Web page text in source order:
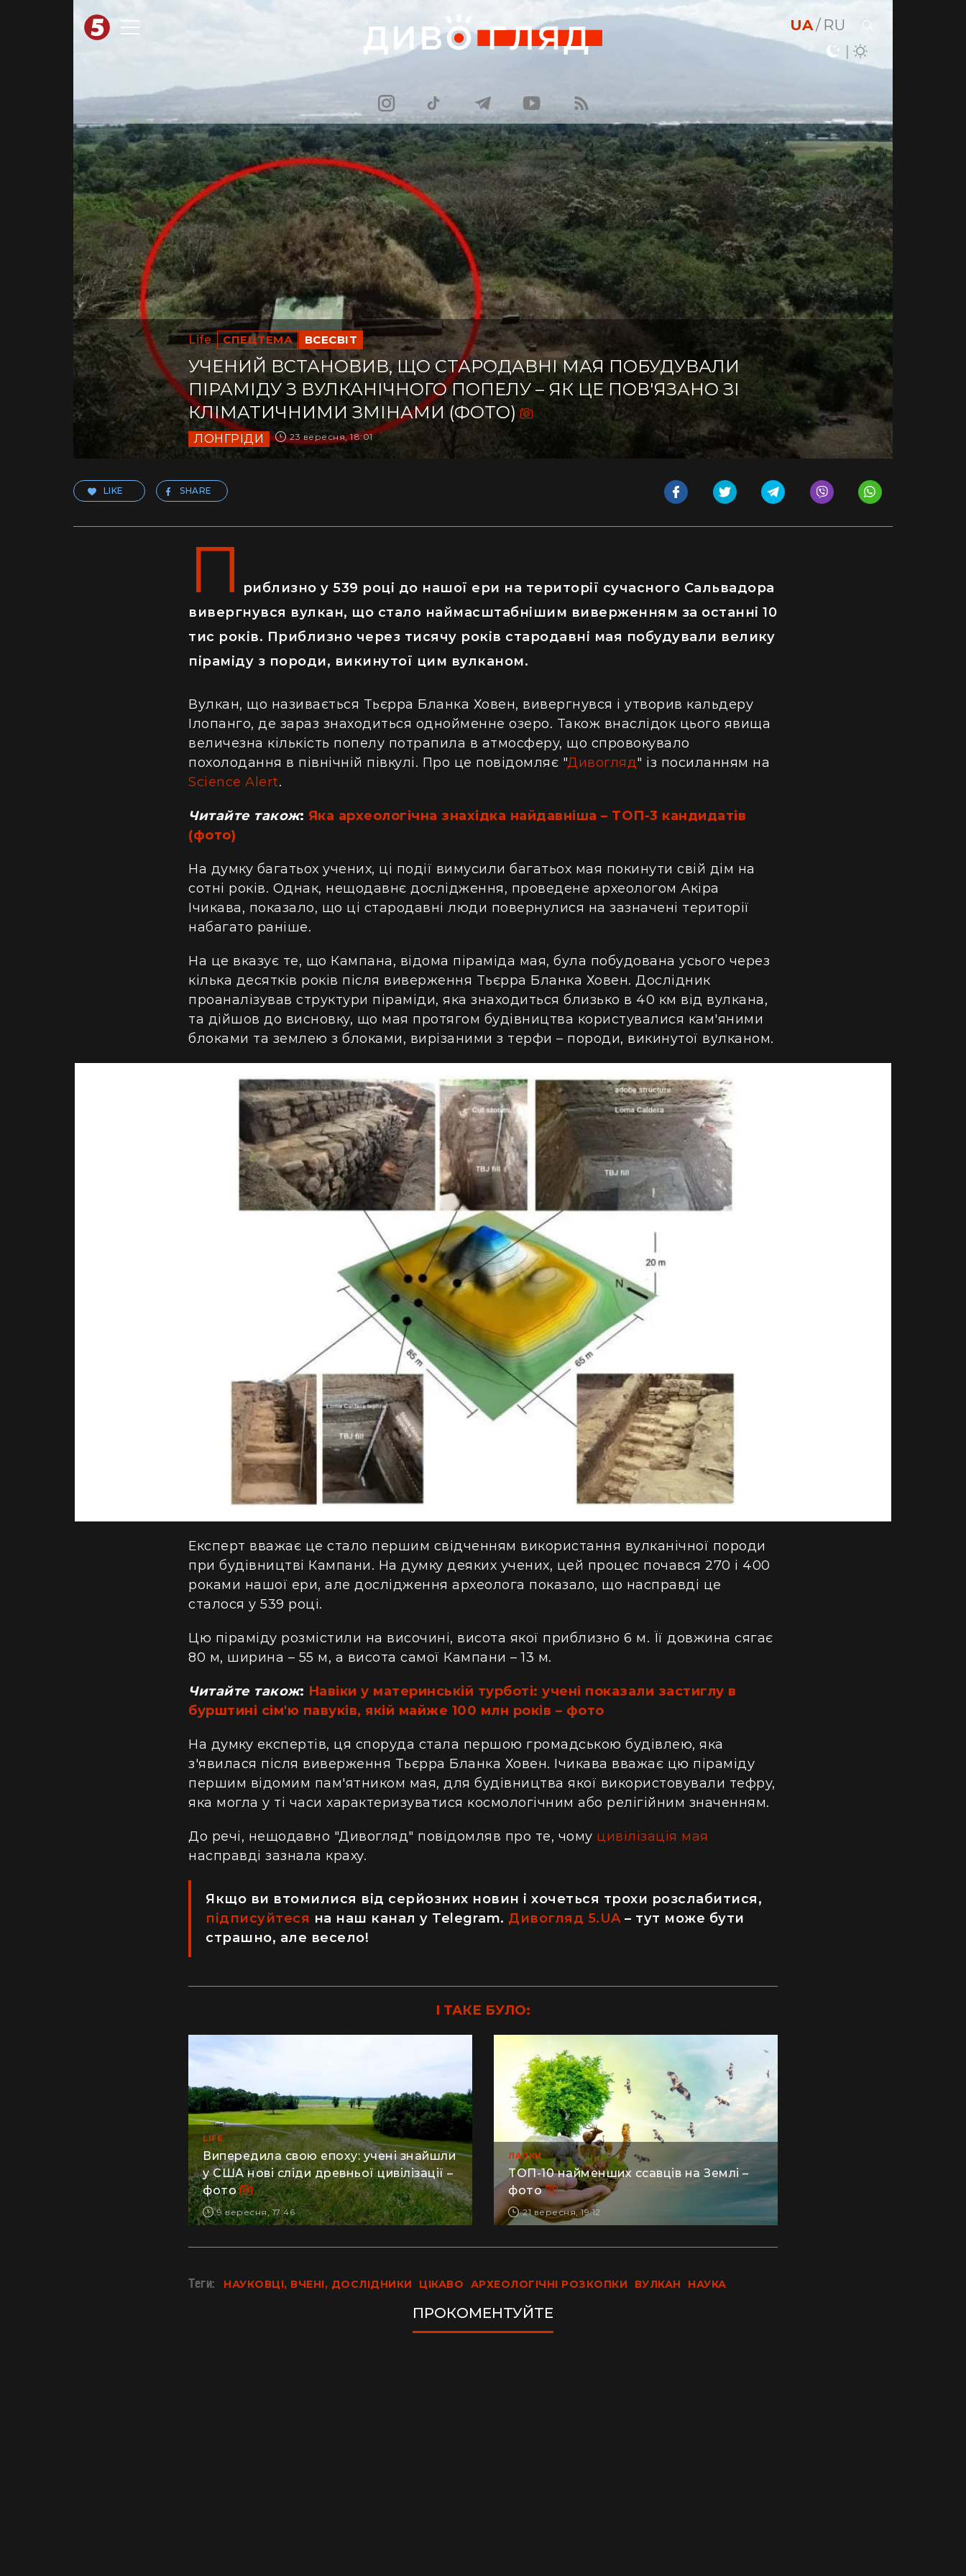
UA RU
Life СПЕЦТЕМА ВСЕСВІТ
УЧЕНИЙ ВСТАНОВИВ, ЩО СТАРОДАВНІ МАЯ ПОБУДУВАЛИ
ПІРАМІДУ З ВУЛКАНІЧНОГО ПОПЕЛУ – ЯК ЦЕ ПОВ'ЯЗАНО ЗІ
КЛІМАТИЧНИМИ ЗМІНАМИ (ФОТО)
ЛОНГРІДИ 23 вересня, 18:01
LIKE SHARE
П
риблизно у 539 році до нашої ери на території сучасного Сальвадора
вивергнувся вулкан, що стало наймасштабнішим виверженням за останні 10
тис років. Приблизно через тисячу років стародавні мая побудували велику
піраміду з породи, викинутої цим вулканом.
Вулкан, що називається Тьєрра Бланка Ховен, вивергнувся і утворив кальдеру
Ілопанго, де зараз знаходиться однойменне озеро. Також внаслідок цього явища
величезна кількість попелу потрапила в атмосферу, що спровокувало
похолодання в північній півкулі. Про це повідомляє "Дивогляд" із посиланням на
Science Alert.
Читайте також: Яка археологічна знахідка найдавніша – ТОП-3 кандидатів
(фото)
На думку багатьох учених, ці події вимусили багатьох мая покинути свій дім на
сотні років. Однак, нещодавнє дослідження, проведене археологом Акіра
Ічикава, показало, що ці стародавні люди повернулися на зазначені території
набагато раніше.
На це вказує те, що Кампана, відома піраміда мая, була побудована усього через
кілька десятків років після виверження Тьєрра Бланка Ховен. Дослідник
проаналізував структури піраміди, яка знаходиться близько в 40 км від вулкана,
та дійшов до висновку, що мая протягом будівництва користувалися кам'яними
блоками та землею з блоками, вирізаними з терфи – породи, викинутої вулканом.
Фото: Antiquity Publications Ltd/A. Ichikawa
Експерт вважає це стало першим свідченням використання вулканічної породи
при будівництві Кампани. На думку деяких учених, цей процес почався 270 і 400
роками нашої ери, але дослідження археолога показало, що насправді це
сталося у 539 році.
Цю піраміду розмістили на височині, висота якої приблизно 6 м. Її довжина сягає
80 м, ширина – 55 м, а висота самої Кампани – 13 м.
Читайте також: Навіки у материнській турботі: учені показали застиглу в
бурштині сім'ю павуків, якій майже 100 млн років – фото
На думку експертів, ця споруда стала першою громадською будівлею, яка
з'явилася після виверження Тьєрра Бланка Ховен. Ічикава вважає цю піраміду
першим відомим пам'ятником мая, для будівництва якої використовували тефру,
яка могла у ті часи характеризуватися космологічним або релігійним значенням.
До речі, нещодавно "Дивогляд" повідомляв про те, чому цивілізація мая
насправді зазнала краху.
Якщо ви втомилися від серйозних новин і хочеться трохи розслабитися,
підписуйтеся на наш канал у Telegram. Дивогляд 5.UA– тут може бути
страшно, але весело!
І ТАКЕ БУЛО:
LIFE
Випередила свою епоху: учені знайшли
у США нові сліди древньої цивілізації –
фото
9 вересня, 17:46
ЛАПКИ
ТОП-10 найменших ссавців на Землі –
фото
21 вересня, 19:12
Теги: НАУКОВЦІ, ВЧЕНІ, ДОСЛІДНИКИ ЦІКАВО АРХЕОЛОГІЧНІ РОЗКОПКИ ВУЛКАН НАУКА
ПРОКОМЕНТУЙТЕ